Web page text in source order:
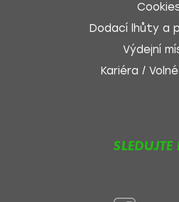
Dodací lhůty a
Výdejní
Kariéra /